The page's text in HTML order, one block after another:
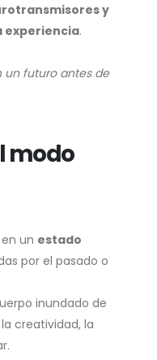
y
experiencia.
un futuro antes de
modo
un estado
por el pasado o
inundado de
creatividad, la